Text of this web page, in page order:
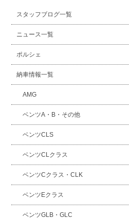
スタッフブログ一覧
ニュース一覧
ポルシェ
納車情報一覧
AMG
ベンツA・B・その他
ベンツCLS
ベンツCLクラス
ベンツCクラス・CLK
ベンツEクラス
ベンツGLB・GLC